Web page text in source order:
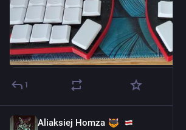
1
Aliaksiej Homza